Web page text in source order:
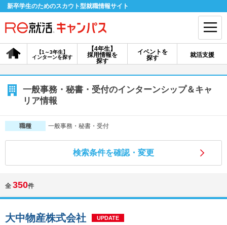
新卒学生のためのスカウト型就職情報サイト
【4年生】
採用情報を
探す
【1～3年生】
インターンを探す
イベントを
探す
就活支援
会員登録 ログイン
会員ID・パスワードを忘れた方はこちら
説明会を探す
インターンを探す
イベントを探す
就活ノウハウ・サポート
一般事務・秘書・受付のインターンシップ＆キャ
リア情報
職種 一般事務・秘書・受付
検索条件を確認・変更
全 350件
大中物産株式会社 UPDATE